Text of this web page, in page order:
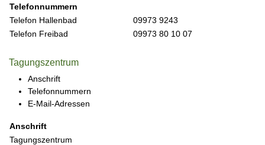
Telefonnummern
Telefon Hallenbad
09973 9243
Telefon Freibad
09973 80 10 07
Tagungszentrum
Anschrift
Telefonnummern
E-Mail-Adressen
Anschrift
Tagungszentrum